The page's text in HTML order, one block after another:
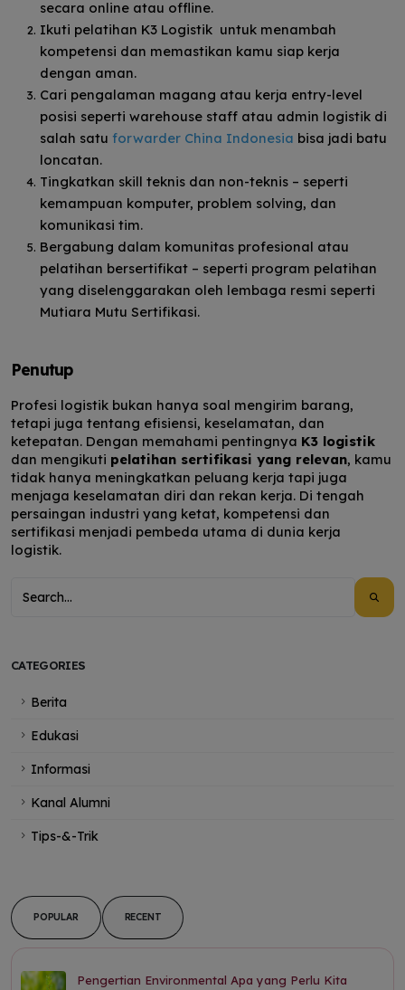
secara online atau offline.
Ikuti pelatihan K3 Logistik untuk menambah
kompetensi dan memastikan kamu siap kerja
dengan aman.
Cari pengalaman magang atau kerja entry-level
posisi seperti warehouse staff atau admin logistik di
salah satu forwarder China Indonesia bisa jadi batu
loncatan.
Tingkatkan skill teknis dan non-teknis – seperti
kemampuan komputer, problem solving, dan
komunikasi tim.
Bergabung dalam komunitas profesional atau
pelatihan bersertifikat – seperti program pelatihan
yang diselenggarakan oleh lembaga resmi seperti
Mutiara Mutu Sertifikasi.
Penutup
Profesi logistik bukan hanya soal mengirim barang,
tetapi juga tentang efisiensi, keselamatan, dan
ketepatan. Dengan memahami pentingnya K3 logistik
dan mengikuti pelatihan sertifikasi yang relevan, kamu
tidak hanya meningkatkan peluang kerja tapi juga
menjaga keselamatan diri dan rekan kerja. Di tengah
persaingan industri yang ketat, kompetensi dan
sertifikasi menjadi pembeda utama di dunia kerja
logistik.
CATEGORIES
Berita
Edukasi
Informasi
Kanal Alumni
Tips-&-Trik
POPULAR RECENT
Pengertian Environmental Apa yang Perlu Kita